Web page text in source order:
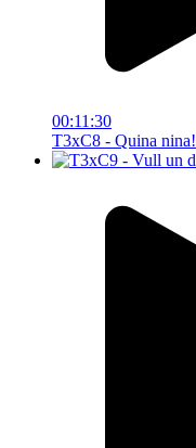
00:11:30
T3xC8 - Quina nina!